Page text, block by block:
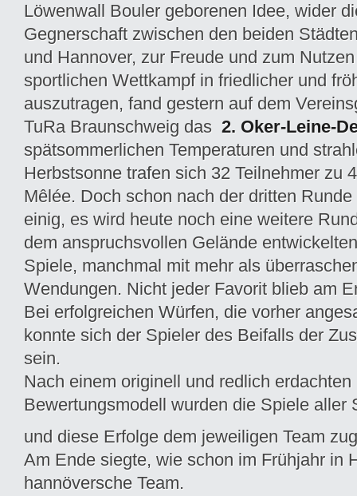
Löwenwall Bouler geborenen Idee, wider
Gegnerschaft zwischen den beiden
und Hannover, zur Freude und zum
sportlichen Wettkampf in friedlicher und
auszutragen, fand gestern auf dem
TuRa Braunschweig das 2. Oker-Leine-
spätsommerlichen Temperaturen und
Herbstsonne trafen sich 32 Teilnehmer zu
Mêlée. Doch schon nach der dritten
einig, es wird heute noch eine weitere
dem anspruchsvollen Gelände
Spiele, manchmal mit mehr als
Wendungen. Nicht jeder Favorit blieb am
Bei erfolgreichen Würfen, die vorher
konnte sich der Spieler des Beifalls der
sein.
Nach einem originell und redlich erdachten
Bewertungsmodell wurden die Spiele aller
und diese Erfolge dem jeweiligen Team
Am Ende siegte, wie schon im Frühjahr in
hannöversche Team.